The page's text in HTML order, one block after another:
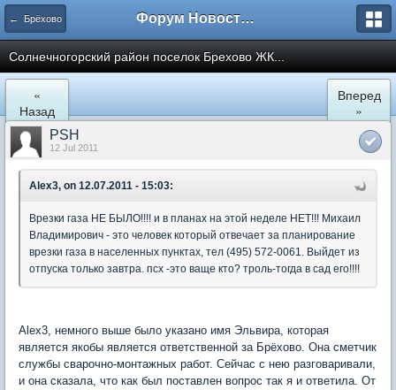
← Брёхово Форум Новостройки
Cолнечногорский район поселок Брехово ЖК...
«
Назад
Вперед
»
PSH
12 Jul 2011
Alex3, on 12.07.2011 - 15:03:
Врезки газа НЕ БЫЛО!!!! и в планах на этой неделе НЕТ!!! Михаил
Владимирович - это человек который отвечает за планирование
врезки газа в населенных пунктах, тел (495) 572-0061. Выйдет из
отпуска только завтра. псх -это ваще кто? троль-тогда в сад его!!!!
Alex3, немного выше было указано имя Эльвира, которая
является якобы является ответственной за Брёхово. Она сметчик
службы сварочно-монтажных работ. Сейчас с нею разговаривали,
и она сказала, что как был поставлен вопрос так я и ответила. От